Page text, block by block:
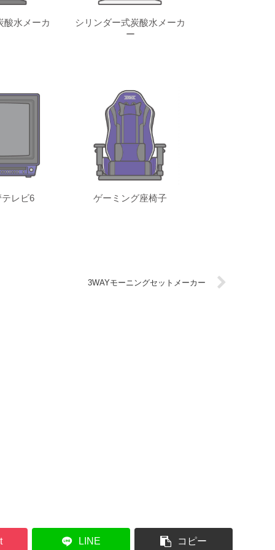
酸水メーカ
シリンダー式炭酸水メーカ
ー
レビ6 ゲーミング座椅子
3WAYモーニングセットメーカー
LINE コピー